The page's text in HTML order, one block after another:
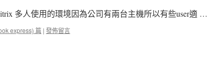
多人使用的環境因為公司有兩台主機所以有些user適 …
express) 篇 | 發佈留言